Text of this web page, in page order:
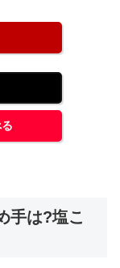
手は?塩こ